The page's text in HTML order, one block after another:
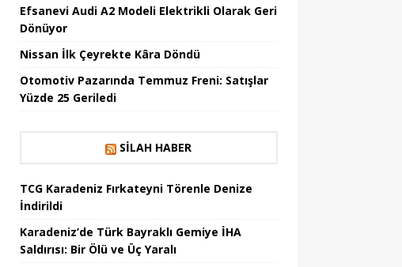
Efsanevi Audi A2 Modeli Elektrikli Olarak Geri
Dönüyor
Nissan İlk Çeyrekte Kâra Döndü
Otomotiv Pazarında Temmuz Freni: Satışlar
Yüzde 25 Geriledi
SILAH HABER
TCG Karadeniz Fırkateyni Törenle Denize
İndirildi
Karadeniz’de Türk Bayraklı Gemiye İHA
Saldırısı: Bir Ölü ve Üç Yaralı